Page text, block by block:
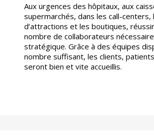
Aux urgences des hôpitaux, aux
supermarchés, dans les call-centers,
d’attractions et les boutiques,
nombre de collaborateurs
stratégique. Grâce à des équipes
nombre suffisant, les clients,
seront bien et vite accueillis.